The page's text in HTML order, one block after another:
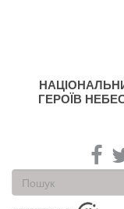
ГЕРОЇВ
Пошукова